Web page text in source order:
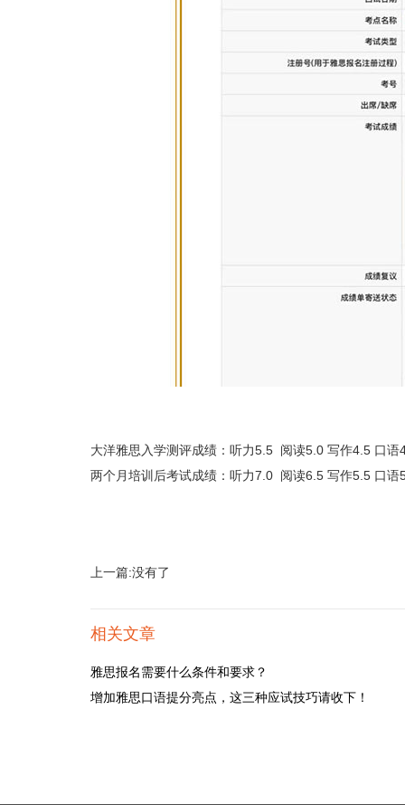
大洋雅思入学测评成绩：听力5.5 阅读5.0 写作4.5 口语
两个月培训后考试成绩：听力7.0 阅读6.5 写作5.5 口语
上一篇:没有了
相关文章
雅思报名需要什么条件和要求？
增加雅思口语提分亮点，这三种应试技巧请收下！